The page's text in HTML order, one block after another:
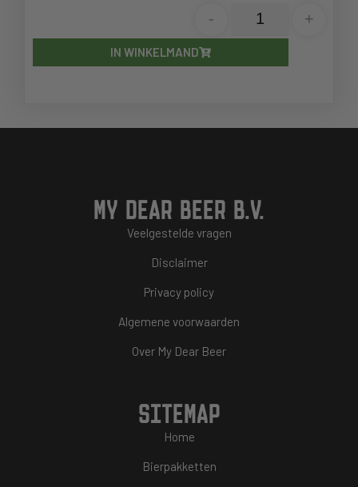
- +
IN WINKELMAND
MY DEAR BEER B.V.
Veelgestelde vragen
Disclaimer
Privacy policy
Algemene voorwaarden
Over My Dear Beer
SITEMAP
Home
Bierpakketten